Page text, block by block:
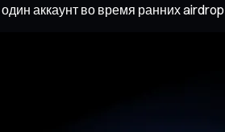
аккаунт во время ранних